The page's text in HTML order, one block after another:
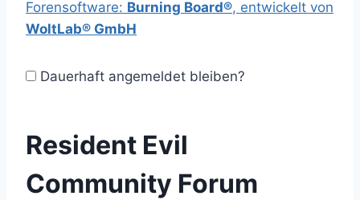
Forensoftware: Burning Board®, entwickelt von
WoltLab® GmbH
Dauerhaft angemeldet bleiben?
Resident Evil
Community Forum